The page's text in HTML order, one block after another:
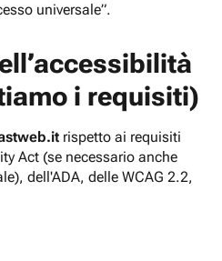
universale”.
i requisiti)
rispetto ai requisiti
Act (se necessario anche
dell'ADA, delle WCAG 2.2,